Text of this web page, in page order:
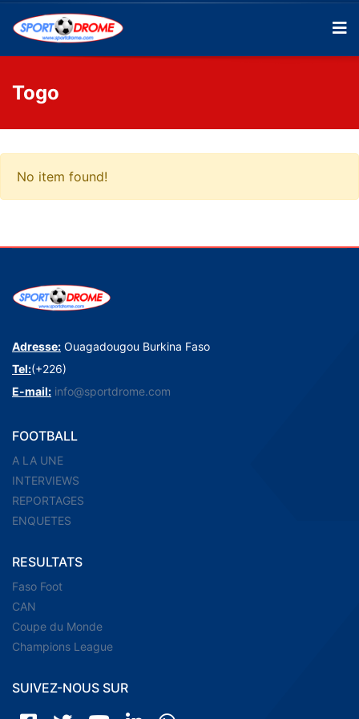
Togo
No item found!
Adresse: Ouagadougou Burkina Faso
Tel:(+226)
E-mail: info@sportdrome.com
FOOTBALL
A LA UNE
INTERVIEWS
REPORTAGES
ENQUETES
RESULTATS
Faso Foot
CAN
Coupe du Monde
Champions League
SUIVEZ-NOUS SUR